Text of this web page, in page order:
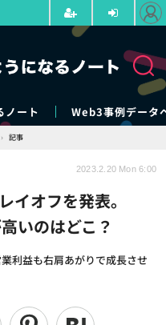
ノート Web3事例データ
› 記事
イオフを発表。
いのはどこ？
利益も右肩あがりで成長させ
2023.2.20 Mon 6:00